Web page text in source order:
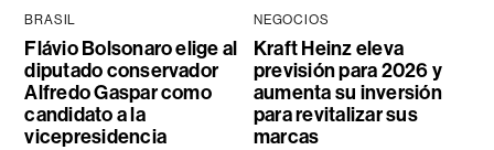
BRASIL
Flávio Bolsonaro elige al
diputado conservador
Alfredo Gaspar como
candidato a la
vicepresidencia
NEGOCIOS
Kraft Heinz eleva
previsión para 2026 y
aumenta su inversión
para revitalizar sus
marcas